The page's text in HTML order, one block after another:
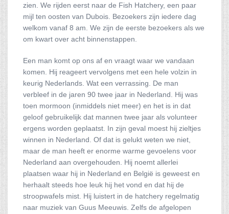
zien. We rijden eerst naar de Fish Hatchery, een paar
mijl ten oosten van Dubois. Bezoekers zijn iedere dag
welkom vanaf 8 am. We zijn de eerste bezoekers als we
om kwart over acht binnenstappen.
Een man komt op ons af en vraagt waar we vandaan
komen. Hij reageert vervolgens met een hele volzin in
keurig Nederlands. Wat een verrassing. De man
verbleef in de jaren 90 twee jaar in Nederland. Hij was
toen mormoon (inmiddels niet meer) en het is in dat
geloof gebruikelijk dat mannen twee jaar als volunteer
ergens worden geplaatst. In zijn geval moest hij zieltjes
winnen in Nederland. Of dat is gelukt weten we niet,
maar de man heeft er enorme warme gevoelens voor
Nederland aan overgehouden. Hij noemt allerlei
plaatsen waar hij in Nederland en België is geweest en
herhaalt steeds hoe leuk hij het vond en dat hij de
stroopwafels mist. Hij luistert in de hatchery regelmatig
naar muziek van Guus Meeuwis. Zelfs de afgelopen